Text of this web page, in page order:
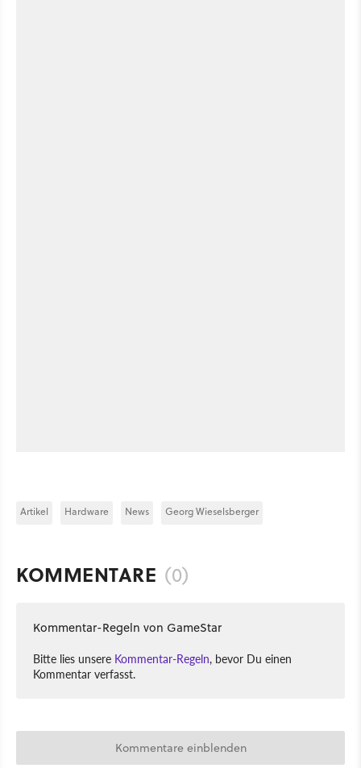
Artikel Hardware News Georg Wieselsberger
KOMMENTARE (0)
Kommentar-Regeln von GameStar
Bitte lies unsere Kommentar-Regeln, bevor Du einen
Kommentar verfasst.
Kommentare einblenden